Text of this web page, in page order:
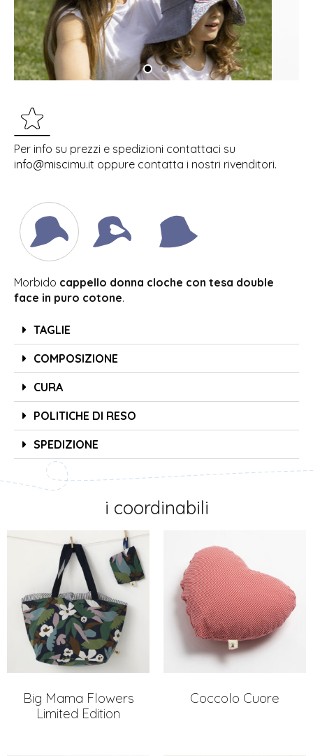
Per info su prezzi e spedizioni contattaci su
info@miscimu.it oppure contatta i nostri rivenditori.
Morbido cappello donna cloche con tesa double
face in puro cotone.
TAGLIE
COMPOSIZIONE
CURA
POLITICHE DI RESO
SPEDIZIONE
i coordinabili
Big Mama Flowers
Limited Edition
Coccolo Cuore